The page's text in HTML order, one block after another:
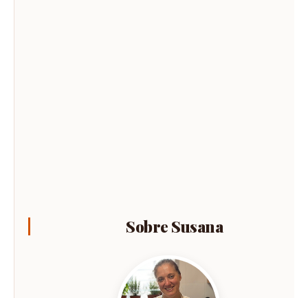
Sobre Susana